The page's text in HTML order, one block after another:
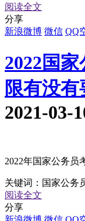
阅读全文
分享
新浪微博 微信 QQ
2022国
限有没有
2021-03-
2022年国家公务员
关键词： 国家公务
阅读全文
分享